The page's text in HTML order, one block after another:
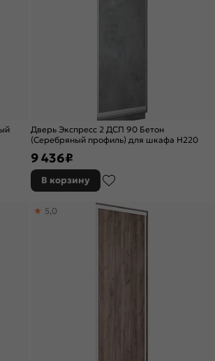
Дверь Экспресс 2 ДСП 90 Бетон
(Серебряный профиль) для шкафа Н220
9 436₽
В корзину
5,0